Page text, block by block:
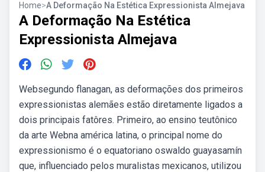
Home>A Deformação Na Estética Expressionista Almejava
A Deformação Na Estética
Expressionista Almejava
Websegundo flanagan, as deformações dos primeiros
expressionistas alemães estão diretamente ligados a
dois principais fatôres. Primeiro, ao ensino teutônico
da arte Webna américa latina, o principal nome do
expressionismo é o equatoriano oswaldo guayasamín
que, influenciado pelos muralistas mexicanos, utilizou